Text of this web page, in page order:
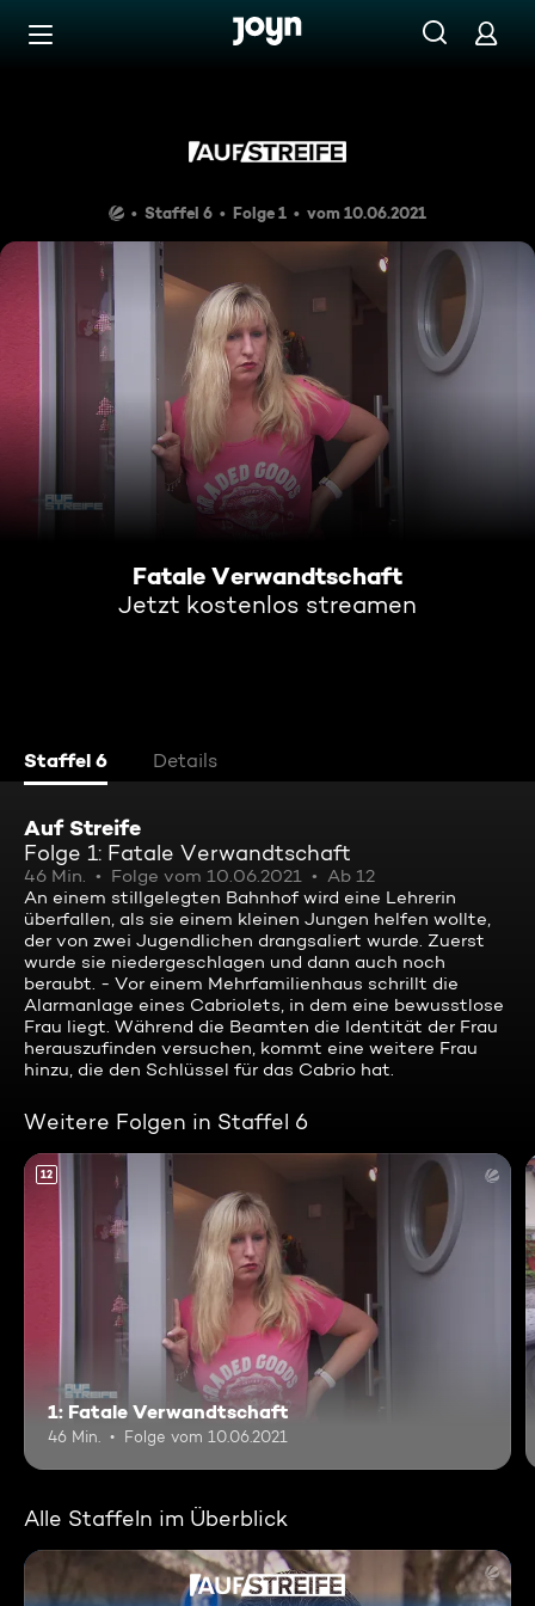
Zum Inhalt springen
Staffel 6 Folge 1 vom 10.06.2021
Fatale Verwandtschaft
Jetzt kostenlos streamen
Staffel 6 Details
Auf Streife
Folge 1: Fatale Verwandtschaft
46 Min. Folge vom 10.06.2021
Ab 12
An einem stillgelegten Bahnhof wird eine Lehrerin
überfallen, als sie einem kleinen Jungen helfen wollte,
der von zwei Jugendlichen drangsaliert wurde. Zuerst
wurde sie niedergeschlagen und dann auch noch
beraubt. - Vor einem Mehrfamilienhaus schrillt die
Alarmanlage eines Cabriolets, in dem eine bewusstlose
Frau liegt. Während die Beamten die Identität der Frau
herauszufinden versuchen, kommt eine weitere Frau
hinzu, die den Schlüssel für das Cabrio hat.
Weitere Folgen in Staffel 6
12
1: Fatale Verwandtschaft
46 Min. Folge vom 10.06.2021
Alle Staffeln im Überblick